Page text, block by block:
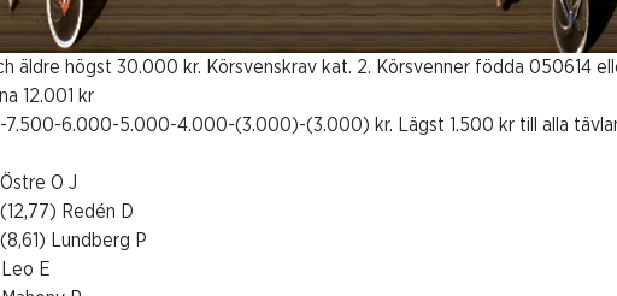
äldre högst 30.000 kr. Körsvenskrav kat. 2. Körsvenner födda 050614
12.001 kr
7.500-6.000-5.000-4.000-(3.000)-(3.000) kr. Lägst 1.500 kr till alla
O J
Redén D
Lundberg P
E